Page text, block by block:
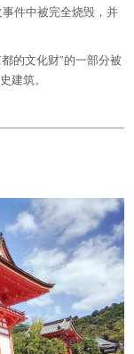
件中被完全烧毁，并
的文化财”的一部分被
建筑。